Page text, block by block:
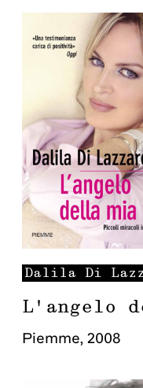
Dalila Di
L'angelo
Piemme, 2008